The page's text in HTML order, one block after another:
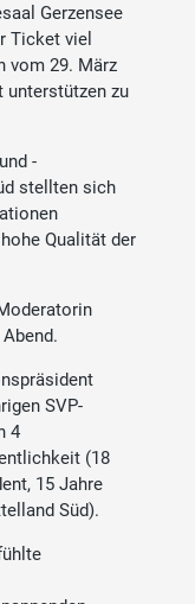
Gerzensee
Ticket viel
vom 29. März
unterstützen zu
-
stellten sich
Qualität der
SVP-
4
(18
15 Jahre
Süd).